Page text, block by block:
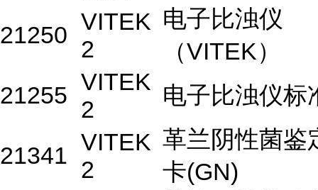
21250 VITEK
2
电子比浊仪
（VITEK）
21255 VITEK
2
电子比浊仪标
21341 VITEK
2
革兰阴性菌鉴
卡(GN)